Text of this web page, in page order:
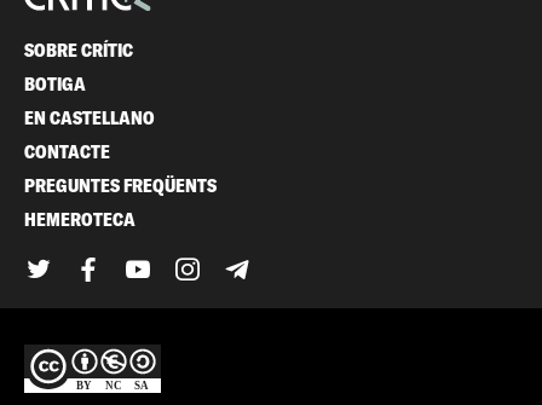
SOBRE CRÍTIC
BOTIGA
EN CASTELLANO
CONTACTE
PREGUNTES FREQÜENTS
HEMEROTECA
TwitterFacebook
YouTubeInstagram